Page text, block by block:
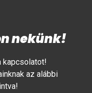
nekünk!
kapcsolatot!
az alábbi